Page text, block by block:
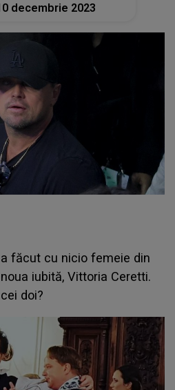
decembrie 2023
făcut cu nicio femeie din
iubită, Vittoria Ceretti.
doi?